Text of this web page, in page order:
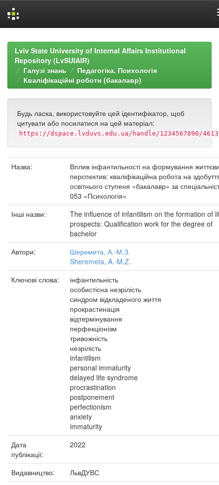
navigationLviv State University of Internal Affairs Institutional
Repository (LvSUIAIR)
Галузі знань
Педагогіка. Психологія
Кваліфікаційні роботи (бакалавр)
Будь ласка, використовуйте цей ідентифікатор, щоб
цитувати або посилатися на цей матеріал:
https://dspace.lvduvs.edu.ua/handle/1234567890/4613
Назва:
Вплив інфантильності на формування
перспектив: кваліфікаційна робота на
освітнього ступеня «бакалавр» за
053 «Психологія»
Інші назви:
The influence of infantilism on the formation of
prospects: Qualification work for the degree of
bachelor
Автори:
Шеремета, А.-М.З.
Sheremeta, A.-M.Z.
Ключові слова:
інфантильність
особистісна незрілість
синдром відкладеного життя
прокрастинація
відтермінування
перфекціонізм
тривожність
незрілість
infantilism
personal immaturity
delayed life syndrome
procrastination
postponement
perfectionism
anxiety
immaturity
Дата
публікації:
2022
Видавництво:
ЛьвДУВС